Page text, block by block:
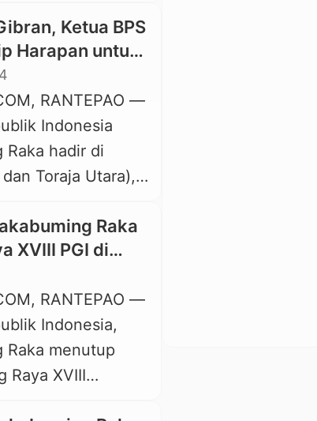
Subianto ini
sekolah
lalu. Terkini,
Bergizi Gratis
satu. Setelah
di Pasele,
2025, […]
Ketua BPS
Harapan untuk
RANTEPAO —
Indonesia
Raka hadir di
Toraja Utara),
RI ke Toraja ini
penutupan
dimana Toraja
rumah. Tiba di
masyarakat di
bagikan susu
Raka
XVIII PGI di
RANTEPAO —
Indonesia,
Raka menutup
Raya XVIII